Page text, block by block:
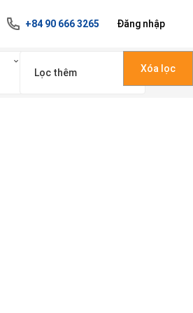
+84 90 666 3265 Đăng nhập
Lọc thêm Xóa lọc